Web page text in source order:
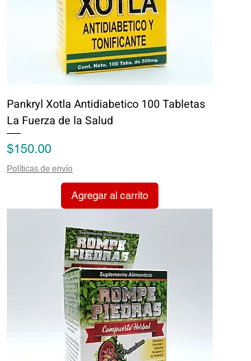
Pankryl Xotla Antidiabetico 100 Tabletas
La Fuerza de la Salud
Precio
$150.00
Políticas de envío
Agregar al carrito